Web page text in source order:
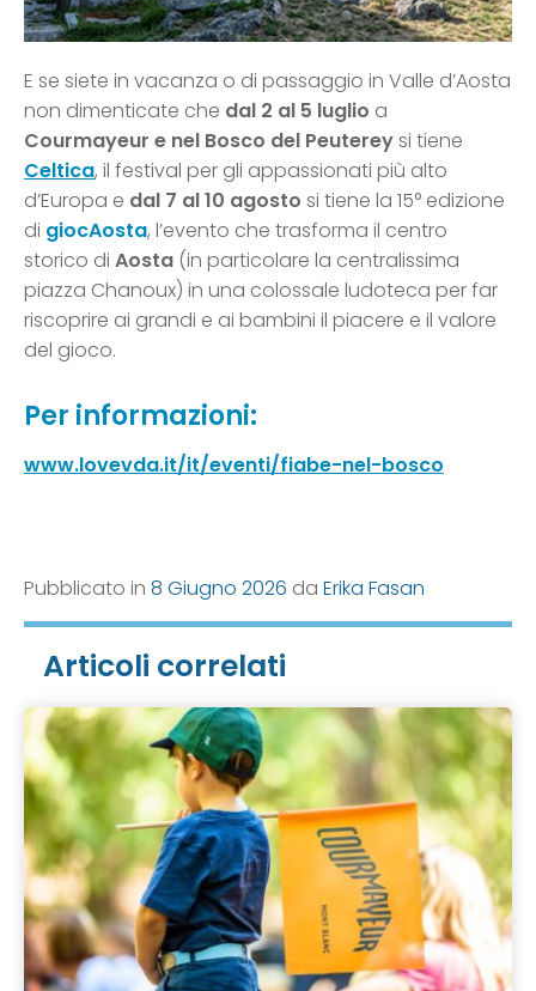
E se siete in vacanza o di passaggio in Valle d’Aosta
non dimenticate che dal 2 al 5 luglio a
Courmayeur e nel Bosco del Peutereysi tiene
Celtica, il festival per gli appassionati più alto
d’Europa e dal 7 al 10 agosto si tiene la 15° edizione
di giocAosta, l’evento che trasforma il centro
storico di Aosta (in particolare la centralissima
piazza Chanoux) in una colossale ludoteca per far
riscoprire ai grandi e ai bambini il piacere e il valore
del gioco.
Per informazioni:
www.lovevda.it/it/eventi/fiabe-nel-bosco
Pubblicato in 8 Giugno 2026 da Erika Fasan
Articoli correlati